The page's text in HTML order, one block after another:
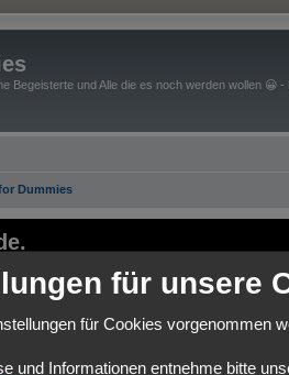
Begeisterte und Alle die es noch werden wollen 😀
Dummies
seiner Art.
kläglich gescheitert.
starten.
für unsere
für Cookies vorgenommen
und Informationen entnehme bitte